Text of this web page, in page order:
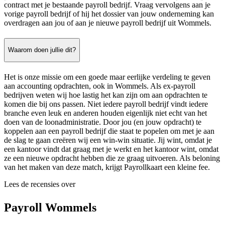
contract met je bestaande payroll bedrijf. Vraag vervolgens aan je
vorige payroll bedrijf of hij het dossier van jouw onderneming kan
overdragen aan jou of aan je nieuwe payroll bedrijf uit Wommels.
Waarom doen jullie dit?
Het is onze missie om een goede maar eerlijke verdeling te geven
aan accounting opdrachten, ook in Wommels. Als ex-payroll
bedrijven weten wij hoe lastig het kan zijn om aan opdrachten te
komen die bij ons passen. Niet iedere payroll bedrijf vindt iedere
branche even leuk en anderen houden eigenlijk niet echt van het
doen van de loonadministratie. Door jou (en jouw opdracht) te
koppelen aan een payroll bedrijf die staat te popelen om met je aan
de slag te gaan creëren wij een win-win situatie. Jij wint, omdat je
een kantoor vindt dat graag met je werkt en het kantoor wint, omdat
ze een nieuwe opdracht hebben die ze graag uitvoeren. Als beloning
van het maken van deze match, krijgt Payrollkaart een kleine fee.
Lees de recensies over
Payroll Wommels